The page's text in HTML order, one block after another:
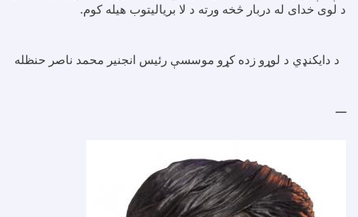
د لوی خدای له دربار څخه ورته د لا بریالیتوب هیله کوم.
د دايکنډي د لوړو زده کړو موسسې رئيس انجنير محمد ناصر حنظله